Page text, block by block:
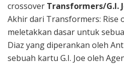
crossover Transformers/G.I.
Akhir dari Transformers: Rise
meletakkan dasar untuk
Diaz yang diperankan oleh
sebuah kartu G.I. Joe oleh